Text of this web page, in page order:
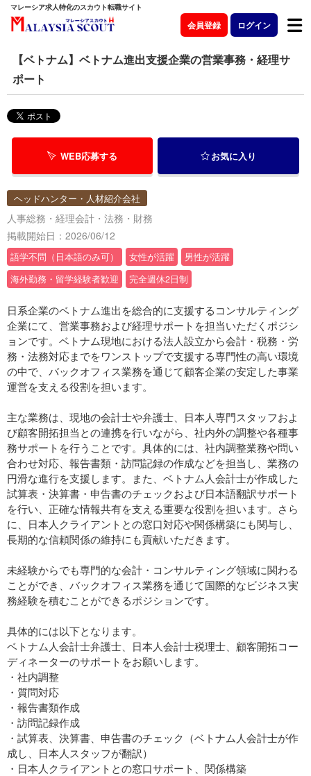
マレーシア求人特化のスカウト転職サイト
会員登録 ログイン
【ベトナム】ベトナム進出支援企業の営業事務・経理サ
ポート
WEB応募する お気に入り
ヘッドハンター・人材紹介会社
人事総務・経理会計・法務・財務
掲載開始日：2026/06/12
語学不問（日本語のみ可） 女性が活躍
男性が活躍
海外勤務・留学経験者歓迎
完全週休2日制
日系企業のベトナム進出を総合的に支援するコンサルティング
企業にて、営業事務および経理サポートを担当いただくポジシ
ョンです。ベトナム現地における法人設立から会計・税務・労
務・法務対応までをワンストップで支援する専門性の高い環境
の中で、バックオフィス業務を通じて顧客企業の安定した事業
運営を支える役割を担います。
主な業務は、現地の会計士や弁護士、日本人専門スタッフおよ
び顧客開拓担当との連携を行いながら、社内外の調整や各種事
務サポートを行うことです。具体的には、社内調整業務や問い
合わせ対応、報告書類・訪問記録の作成などを担当し、業務の
円滑な進行を支援します。また、ベトナム人会計士が作成した
試算表・決算書・申告書のチェックおよび日本語翻訳サポート
を行い、正確な情報共有を支える重要な役割を担います。さら
に、日本人クライアントとの窓口対応や関係構築にも関与し、
長期的な信頼関係の維持にも貢献いただきます。
未経験からでも専門的な会計・コンサルティング領域に関わる
ことができ、バックオフィス業務を通じて国際的なビジネス実
務経験を積むことができるポジションです。
具体的には以下となります。
ベトナム人会計士弁護士、日本人会計士税理士、顧客開拓コー
ディネーターのサポートをお願いします。
・社内調整
・質問対応
・報告書類作成
・訪問記録作成
・試算表、決算書、申告書のチェック（ベトナム人会計士が作
成し、日本人スタッフが翻訳）
・日本人クライアントとの窓口サポート、関係構築